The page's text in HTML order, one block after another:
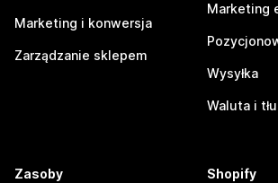
Marketing i konwersja
Zarządzanie sklepem
Marketing
Wysyłka
Waluta i
Zasoby Shopify